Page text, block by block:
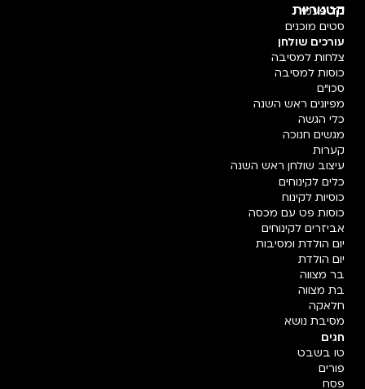
קטגוריות
חד פעמי
סטים מוכנים
עורכים שולחן
צלחות למסיבה
כוסות למסיבה
סכו"ם
מפיונים ראש השנה
כלי הגשה
מגשים חנוכה
קערות
עיצוב שולחן ראש השנה
כלים לקינוחים
כוסיות לקינוח
כוסות פט עם מכסה
אביזרים לקינוחים
יום הולדת ומסיבות
יום הולדת
בר מצווה
בת מצווה
חלאקה
מסיבת נושא
חגים
טו בשבט
פורים
פסח